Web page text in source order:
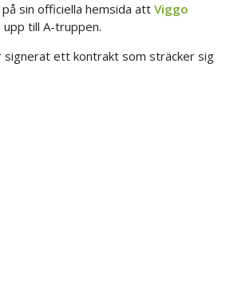
sin officiella hemsida att Viggo
till A-truppen.
ett kontrakt som sträcker sig